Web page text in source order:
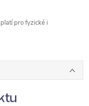
pro fyzické i